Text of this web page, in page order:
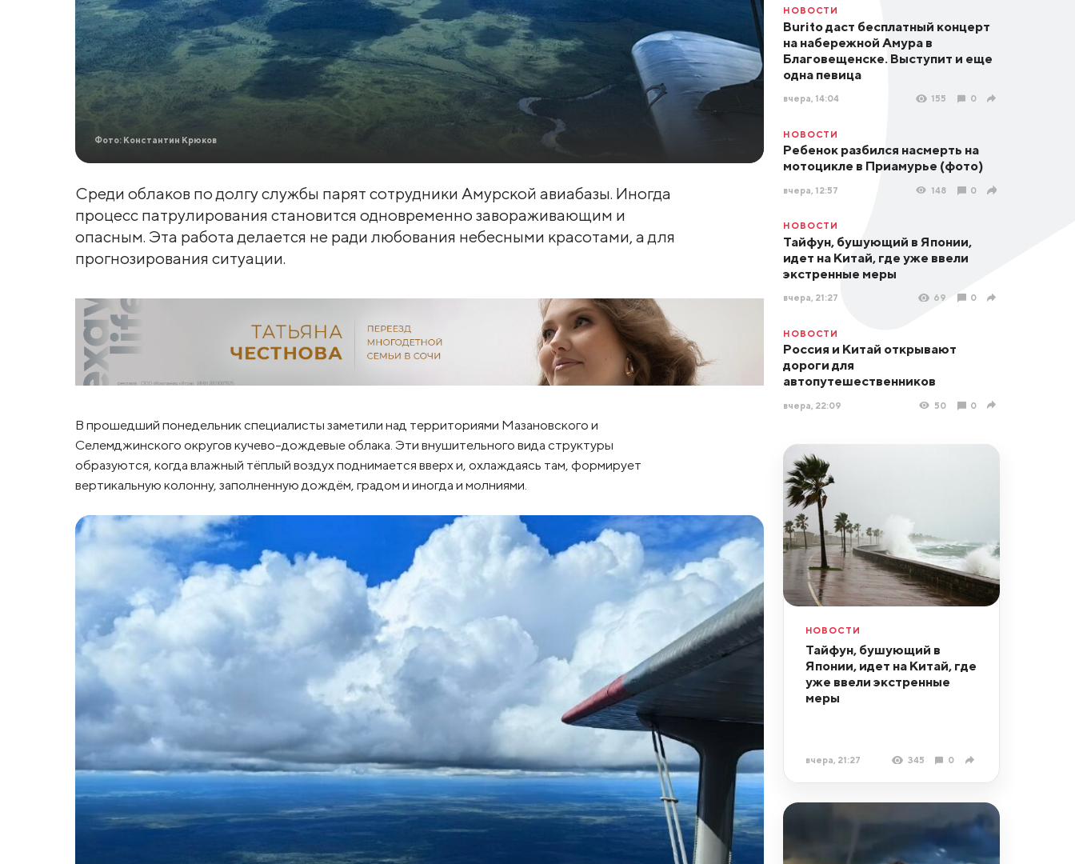
Фото: Константин Крюков
Среди облаков по долгу службы парят сотрудники Амурской авиабазы. Иногда
процесс патрулирования становится одновременно завораживающим и
опасным. Эта работа делается не ради любования небесными красотами, а для
прогнозирования ситуации.
В прошедший понедельник специалисты заметили над территориями Мазановского и
Селемджинского округов кучево-дождевые облака. Эти внушительного вида структуры
образуются, когда влажный тёплый воздух поднимается вверх и, охлаждаясь там, формирует
вертикальную колонну, заполненную дождём, градом и иногда и молниями.
НОВОСТИ
Burito даст бесплатный концерт
на набережной Амура в
Благовещенске. Выступит и еще
одна певица
вчера, 14:04 155 0
НОВОСТИ
Ребенок разбился насмерть на
мотоцикле в Приамурье (фото)
вчера, 12:57 148 0
НОВОСТИ
Тайфун, бушующий в Японии,
идет на Китай, где уже ввели
экстренные меры
вчера, 21:27 69 0
НОВОСТИ
Россия и Китай открывают
дороги для
автопутешественников
вчера, 22:09 50 0
НОВОСТИ
Тайфун, бушующий в
Японии, идет на Китай, где
уже ввели экстренные
меры
вчера, 21:27 345 0